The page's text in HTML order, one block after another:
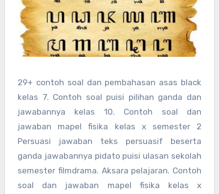
29+ contoh soal dan pembahasan asas black
kelas 7. Contoh soal puisi pilihan ganda dan
jawabannya kelas 10. Contoh soal dan
jawaban mapel fisika kelas x semester 2
Persuasi jawaban teks persuasif beserta
ganda jawabannya pidato puisi ulasan sekolah
semester filmdrama. Aksara pelajaran. Contoh
soal dan jawaban mapel fisika kelas x